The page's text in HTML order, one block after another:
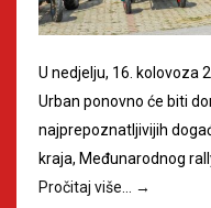
U nedjelju, 16. kolovoza
Urban ponovno će biti
najprepoznatljivijih
kraja, Međunarodnog
Pročitaj više… →